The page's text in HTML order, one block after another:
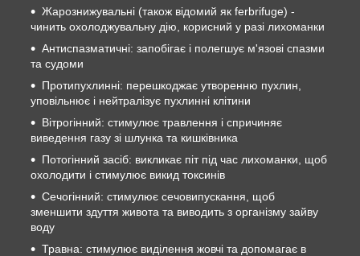
Жарознижувальні (також відомий як ferbrifuge) -
чинить охолоджувальну дію, корисний у разі лихоманки
Антиспазматичні: запобігає і полегшує м'язові спазми
та судоми
Протипухлинні: перешкоджає утворенню пухлин,
уповільнює і нейтралізує пухлинні клітини
Вітрогінний: стимулює травлення і спричиняє
виведення газу зі шлунка та кишківника
Потогінний засіб: викликає піт під час лихоманки, щоб
охолодити і стимулює викид токсинів
Сечогінний: стимулює сечовипускання, щоб
зменшити здуття живота та виводить з організму зайву
воду
Травна: стимулює виділення жовчі та допомагає в